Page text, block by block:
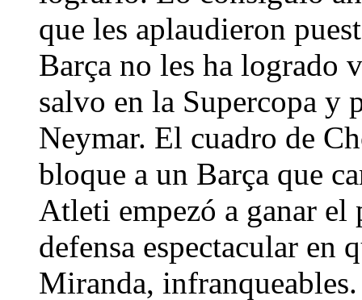
que les aplaudieron
Barça no les ha logrado
salvo en la Supercopa y
Neymar. El cuadro de
bloque a un Barça que
Atleti empezó a ganar el
defensa espectacular en
Miranda,